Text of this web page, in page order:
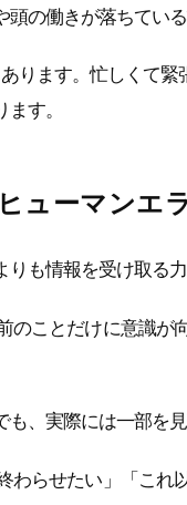
の働きが落ちている
ります。忙しくて
す。
ューマンエ
も情報を受け取る
のことだけに意識
、実際には一部を
わらせたい」「これ